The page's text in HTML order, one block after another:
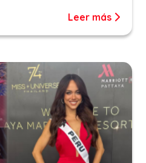
Leer más